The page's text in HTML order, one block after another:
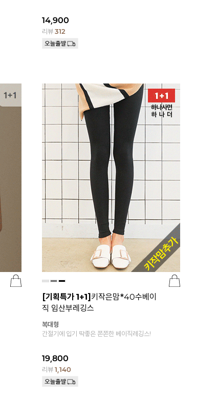
14,900
리뷰 312
[기획특가 1+1]키작은맘*40수베이
직 임산부레깅스
복대형
간절기에 입기 딱좋은 쫀쫀한 베이직레깅스!
19,800
리뷰 1,140